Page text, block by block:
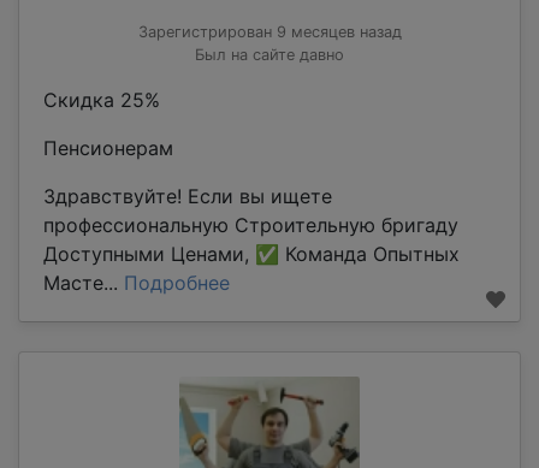
Зарегистрирован 9 месяцев назад
Был на сайте давно
Скидка 25%
Пенсионерам
Здравствуйте! Если вы ищете
профессиональную Строительную бригаду
Доступными Ценами, ✅ Команда Опытных
Масте... Подробнее